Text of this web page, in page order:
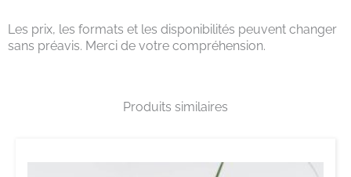
Les prix, les formats et les disponibilités peuvent changer
sans préavis. Merci de votre compréhension.
Produits similaires